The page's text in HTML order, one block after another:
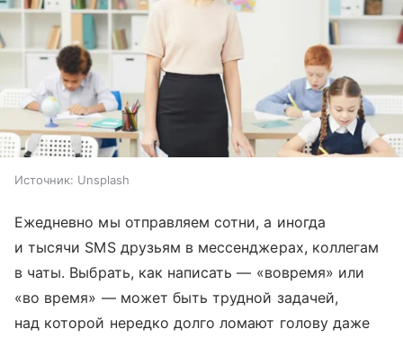
Источник: Unsplash
Ежедневно мы отправляем сотни, а иногда
и тысячи SMS друзьям в мессенджерах, коллегам
в чаты. Выбрать, как написать — «вовремя» или
«во время» — может быть трудной задачей,
над которой нередко долго ломают голову даже